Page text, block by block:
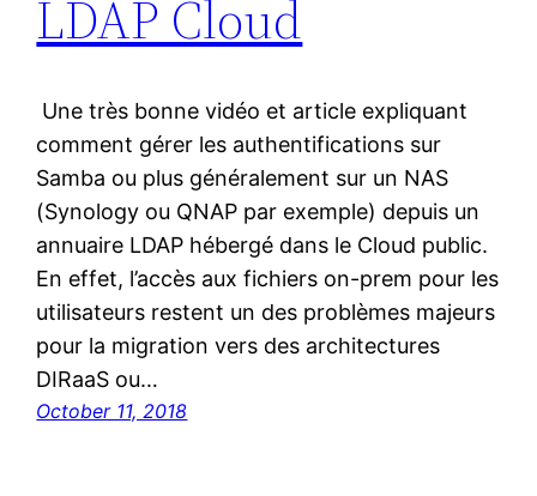
LDAP Cloud
Une très bonne vidéo et article expliquant
comment gérer les authentifications sur
Samba ou plus généralement sur un NAS
(Synology ou QNAP par exemple) depuis un
annuaire LDAP hébergé dans le Cloud public.
En effet, l’accès aux fichiers on-prem pour les
utilisateurs restent un des problèmes majeurs
pour la migration vers des architectures
DIRaaS ou…
October 11, 2018